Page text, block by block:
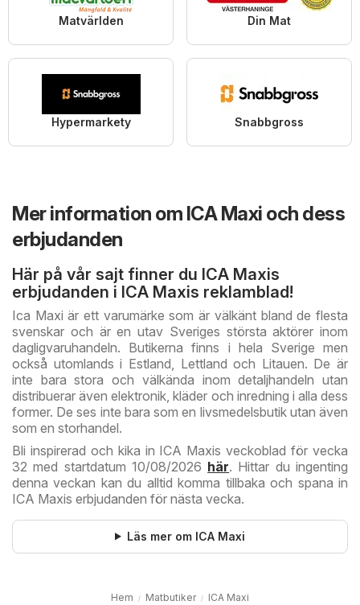
Matvärlden Din Mat
Hypermarkety Snabbgross
Mer information om ICA Maxi och dess
erbjudanden
Här på vår sajt finner du ICA Maxis
erbjudanden i ICA Maxis reklamblad!
Ica Maxi är ett varumärke som är välkänt bland de flesta
svenskar och är en utav Sveriges största aktörer inom
dagligvaruhandeln. Butikerna finns i hela Sverige men
också utomlands i Estland, Lettland och Litauen. De är
inte bara stora och välkända inom detaljhandeln utan
distribuerar även elektronik, kläder och inredning i alla dess
former. De ses inte bara som en livsmedelsbutik utan även
som en storhandel.
Bli inspirerad och kika in ICA Maxis veckoblad för vecka
32 med startdatum 10/08/2026 här. Hittar du ingenting
denna veckan kan du alltid komma tillbaka och spana in
ICA Maxis erbjudanden för nästa vecka.
Läs mer om ICA Maxi
Hem Matbutiker ICA Maxi